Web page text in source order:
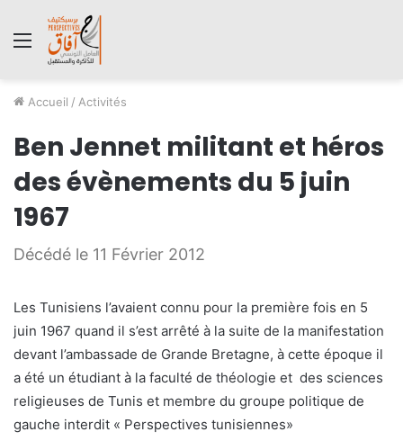
Menu
Accueil / Activités
Ben Jennet militant et héros
des évènements du 5 juin
1967
Décédé le 11 Février 2012
Les Tunisiens l’avaient connu pour la première fois en 5
juin 1967 quand il s’est arrêté à la suite de la manifestation
devant l’ambassade de Grande Bretagne, à cette époque il
a été un étudiant à la faculté de théologie et des sciences
religieuses de Tunis et membre du groupe politique de
gauche interdit « Perspectives tunisiennes»